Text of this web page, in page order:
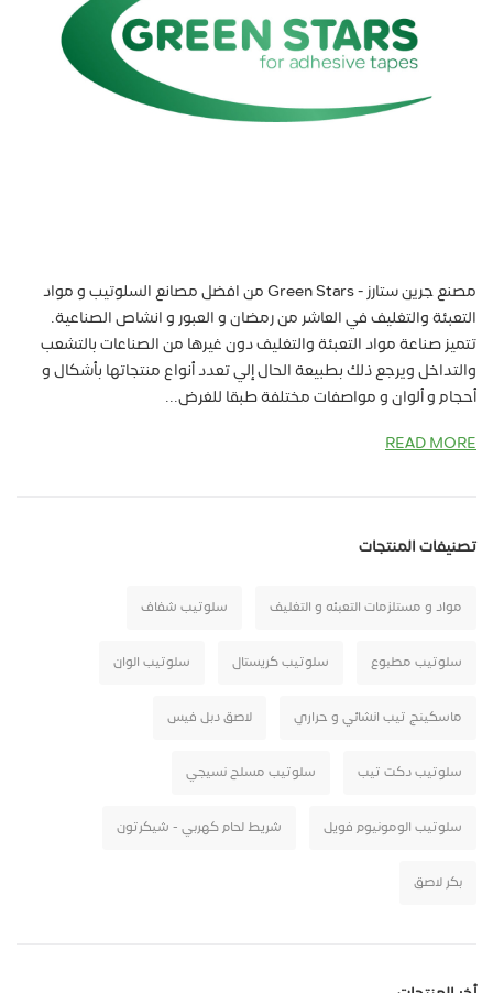
مصنع جرين ستارز - Green Stars من افضل مصانع السلوتيب و مواد
التعبئة والتغليف في العاشر من رمضان و العبور و انشاص الصناعية.
تتميز صناعة مواد التعبئة والتغليف دون غيرها من الصناعات بالتشعب
والتداخل ويرجع ذلك بطبيعة الحال إلي تعدد أنواع منتجاتها بأشكال و
أحجام و ألوان و مواصفات مختلفة طبقا للغرض...
READ MORE
تصنيفات المنتجات
سلوتيب كريستال
ماسكينج تيب انشائي و حراري
سلوتيب دكت تيب
شريط لحام كهربي - شيكرتون
بكر لاصق
أخر المنتجات